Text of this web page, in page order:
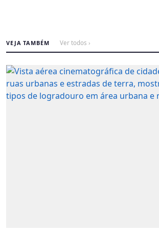
VEJA TAMBÉM Ver todos ›